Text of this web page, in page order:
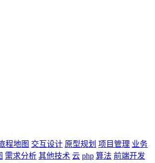
程地图 交互设计 原型规划 项目管理 业务
需求分析 其他技术 云 php 算法 前端开发